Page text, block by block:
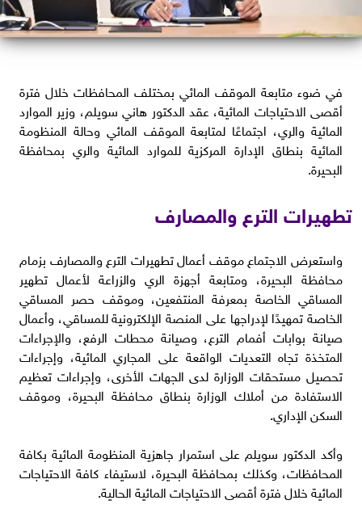
في ضوء متابعة الموقف المائي بمختلف المحافظات خلال فترة
أقصى الاحتياجات المائية، عقد الدكتور هاني سويلم، وزير الموارد
المائية والري، اجتماعًا لمتابعة الموقف المائي وحالة المنظومة
المائية بنطاق الإدارة المركزية للموارد المائية والري بمحافظة
البحيرة.
تطهيرات الترع والمصارف
واستعرض الاجتماع موقف أعمال تطهيرات الترع والمصارف بزمام
محافظة البحيرة، ومتابعة أجهزة الري والزراعة لأعمال تطهير
المساقي الخاصة بمعرفة المنتفعين، وموقف حصر المساقي
الخاصة تمهيدًا لإدراجها على المنصة الإلكترونية للمساقي، وأعمال
صيانة بوابات أفمام الترع، وصيانة محطات الرفع، والإجراءات
المتخذة تجاه التعديات الواقعة على المجاري المائية، وإجراءات
تحصيل مستحقات الوزارة لدى الجهات الأخرى، وإجراءات تعظيم
الاستفادة من أملاك الوزارة بنطاق محافظة البحيرة، وموقف
السكن الإداري.
وأكد الدكتور سويلم على استمرار جاهزية المنظومة المائية بكافة
المحافظات، وكذلك بمحافظة البحيرة، لاستيفاء كافة الاحتياجات
المائية خلال فترة أقصى الاحتياجات المائية الحالية.